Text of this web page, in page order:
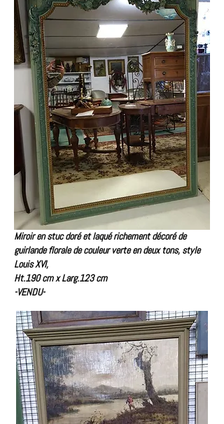
Miroir en stuc doré et laqué richement décoré de
guirlande floralede couleur verte en deux tons, style
Louis XVI,
Ht.190 cm x Larg.123 cm
-VENDU-